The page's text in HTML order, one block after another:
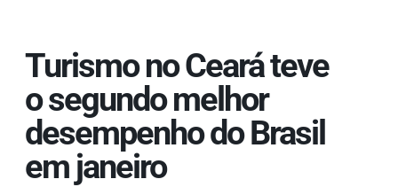
Turismo no Ceará teve
o segundo melhor
desempenho do Brasil
em janeiro